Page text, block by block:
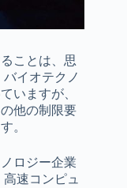
ことは、思
イオテクノ
いますが、
他の制限要
。
ロジー企業
高速コンピュ